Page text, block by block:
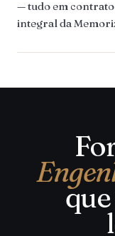
— tudo em
integral da